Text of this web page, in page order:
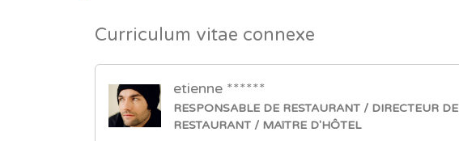
Curriculum vitae connexe
etienne ******
RESPONSABLE DE RESTAURANT / DIRECTEUR DE
RESTAURANT / MAîTRE D'HÔTEL